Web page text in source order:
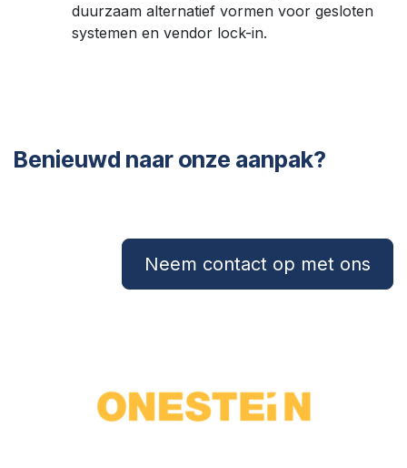
duurzaam alternatief vormen voor gesloten
systemen en vendor lock-in.
Benieuwd naar onze aanpak?
Neem contact op met ons